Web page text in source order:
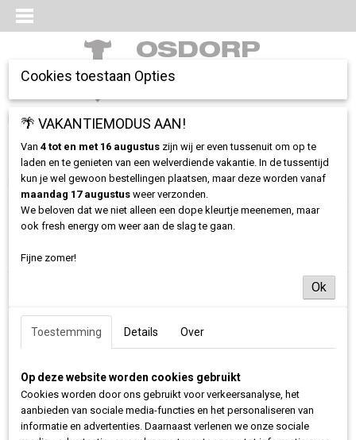
Inloggen Registreren
Home>CD-Vinyl
Sorteer op:
Cookies toestaan Opties
🌴 VAKANTIEMODUS AAN!
Van 4 tot en met 16 augustus zijn wij er even tussenuit om op te
laden en te genieten van een welverdiende vakantie. In de tussentijd
kun je wel gewoon bestellingen plaatsen, maar deze worden vanaf
maandag 17 augustus weer verzonden.
We beloven dat we niet alleen een dope kleurtje meenemen, maar
ook fresh energy om weer aan de slag te gaan.
Fijne zomer!
Ok
Toestemming Details Over
Op deze website worden cookies gebruikt
Cookies worden door ons gebruikt voor verkeersanalyse, het
aanbieden van sociale media-functies en het personaliseren van
informatie en advertenties. Daarnaast verlenen we onze sociale